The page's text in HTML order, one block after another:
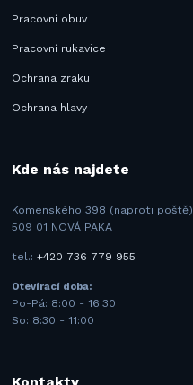
Pracovní obuv
Pracovní rukavice
Ochrana zraku
Ochrana hlavy
Kde nás najdete
Komenského 398 (naproti poště)
509 01 NOVÁ PAKA
tel.:+420 736 779 955
Otevírací doba:
Po-Pá: 8:00 - 16:30
So: 8:30 - 11:00
Kontakty